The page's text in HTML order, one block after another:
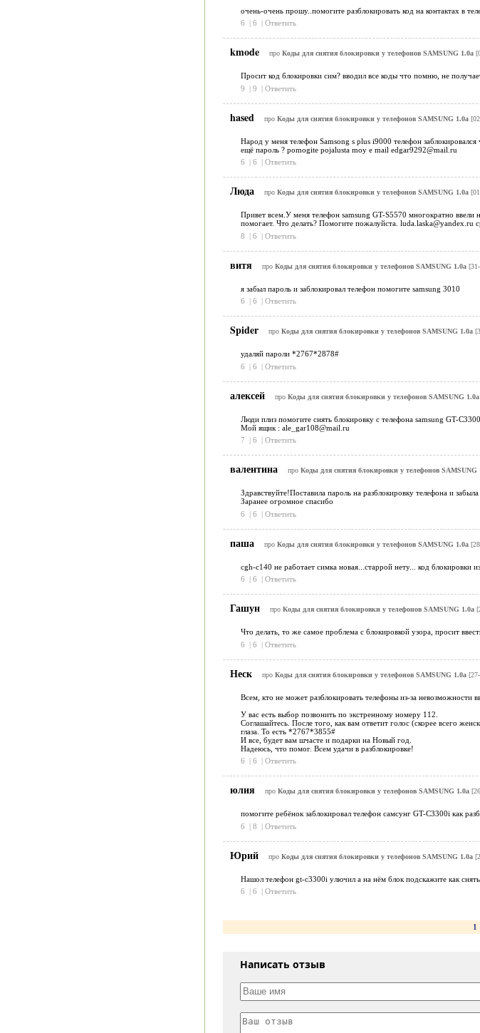
очень-очень прошу..помогите разблокировать код на контактах в
6
| 6 | Ответить
kmode про Коды для снятия блокировки у телефонов SAMSUNG 1.0a
Просит код блокировки сим? вводил все коды что помню, не
9
| 9 | Ответить
hased про Коды для снятия блокировки у телефонов SAMSUNG 1.0a
Народ у меня телефон Samsong s plus i9000 телефон
ещё пароль ? pomogite pojalusta moy e mail edgar9292@mail.ru
6
| 6 | Ответить
Люда про Коды для снятия блокировки у телефонов SAMSUNG 1.0a
Привет всем.У меня телефон samsung GT-S5570 многократно
помогает. Что делать? Помогите пожалуйста. luda.laska@yandex.ru
8
| 6 | Ответить
витя про Коды для снятия блокировки у телефонов SAMSUNG 1.0a[31-
я забыл пароль и заблокировал телефон помогите samsung 3010
6
| 6 | Ответить
Spider про Коды для снятия блокировки у телефонов SAMSUNG 1.0a
удаляй пароли *2767*2878#
6
| 6 | Ответить
алексей про Коды для снятия блокировки у телефонов SAMSUNG 1.0a
Люди плиз помогите снять блокировку с телефона samsung GT-
Мой ящик : ale_gar108@mail.ru
7
| 6 | Ответить
валентина про Коды для снятия блокировки у телефонов SAMSUNG
Здравствуйте!Поставила пароль на разблокировку телефона и
Заранее огромное спасибо
6
| 6 | Ответить
паша про Коды для снятия блокировки у телефонов SAMSUNG 1.0a
cgh-c140 не работает симка новая...старрой нету... код блокировки
6
| 6 | Ответить
Гашун про Коды для снятия блокировки у телефонов SAMSUNG 1.0a
Что делать, то же самое проблема с блокировкой узора, просит
6
| 6 | Ответить
Неск про Коды для снятия блокировки у телефонов SAMSUNG 1.0a[27-
Всем, кто не может разблокировать телефоны из-за невозможности
У вас есть выбор позвонить по экстренному номеру 112.
Соглашайтесь. После того, как вам ответит голос (скорее всего
глаза. То есть *2767*3855#
И все, будет вам шчасте и подарки на Новый год.
Надеюсь, что помог. Всем удачи в разблокировке!
6
| 6 | Ответить
юлия про Коды для снятия блокировки у телефонов SAMSUNG 1.0a
помогите ребёнок заблокировал телефон самсунг GT-C3300i как
6
| 8 | Ответить
Юрий про Коды для снятия блокировки у телефонов SAMSUNG 1.0a
Нашол телефон gt-c3300i улючил а на нём блок подскажите как
6
| 6 | Ответить
1
Написать отзыв